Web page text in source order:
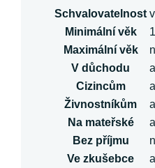
Schvalovatelnost
Minimální věk
Maximální věk
V důchodu
Cizincům
Živnostníkům
Na mateřské
Bez příjmu
Ve zkušebce